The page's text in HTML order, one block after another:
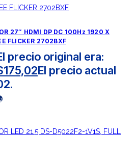
27″ HDMI DP DC 100Hz 1920 X
FLICKER 2702BXF
precio original era:
175,02El precio actual